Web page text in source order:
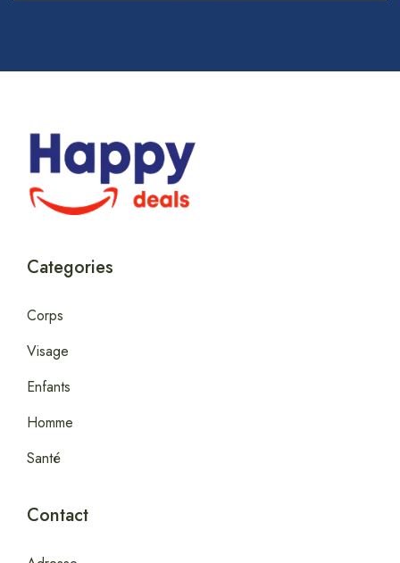
Categories
Corps
Visage
Enfants
Homme
Santé
Contact